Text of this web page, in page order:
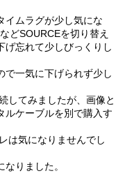
イムラグが少し気にな
どSOURCEを切り替え
げ忘れて少しびっくりし
で一気に下げられず少し
してみましたが、画像と
ルケーブルを別で購入す
は気になりませんでし
りました。